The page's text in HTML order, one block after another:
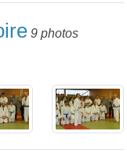
9 photos